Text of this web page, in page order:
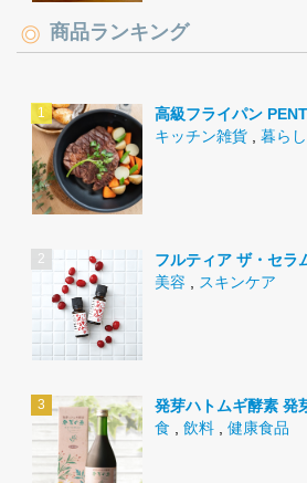
商品ランキング
高級フライパン
キッチン雑貨
暮らし
フルティア ザ・セラ
美容
スキンケア
発芽ハトムギ酵素 発
食
飲料 健康食品